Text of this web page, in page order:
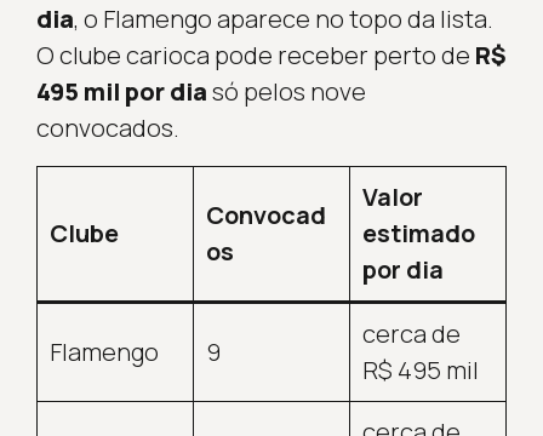
dia, o Flamengo aparece no topo da lista.
O clube carioca pode receber perto de R$
495 mil por diasó pelos nove
convocados.
Clube
Convocad
os
Valor
estimado
por dia
Flamengo 9
cerca de
R$ 495 mil